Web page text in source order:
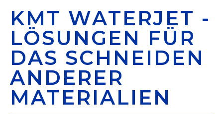
KMT WATERJET -
LÖSUNGEN FÜR
DAS SCHNEIDEN
ANDERER
MATERIALIEN